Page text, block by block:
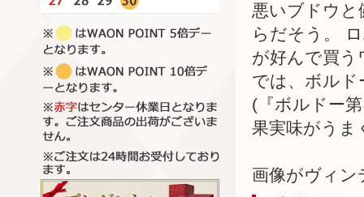
悪いブドウ
らだそう。
が好んで買
では、ボルド
(『ボルドー
果実味がうま
画像がヴィン